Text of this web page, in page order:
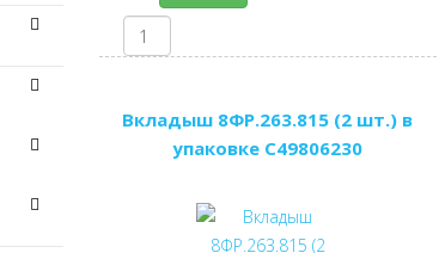
Вкладыш 8ФР.263.815 (2 шт.) в
упаковке C49806230